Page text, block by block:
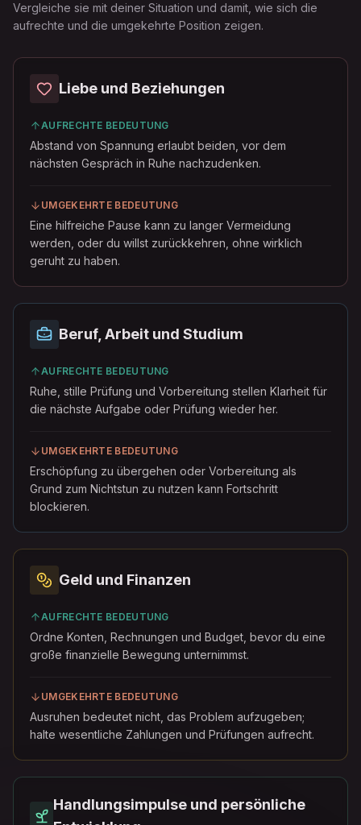
Vergleiche sie mit deiner Situation und damit, wie sich die
aufrechte und die umgekehrte Position zeigen.
Liebe und Beziehungen
AUFRECHTE BEDEUTUNG
Abstand von Spannung erlaubt beiden, vor dem
nächsten Gespräch in Ruhe nachzudenken.
UMGEKEHRTE BEDEUTUNG
Eine hilfreiche Pause kann zu langer Vermeidung
werden, oder du willst zurückkehren, ohne wirklich
geruht zu haben.
Beruf, Arbeit und Studium
AUFRECHTE BEDEUTUNG
Ruhe, stille Prüfung und Vorbereitung stellen Klarheit für
die nächste Aufgabe oder Prüfung wieder her.
UMGEKEHRTE BEDEUTUNG
Erschöpfung zu übergehen oder Vorbereitung als
Grund zum Nichtstun zu nutzen kann Fortschritt
blockieren.
Geld und Finanzen
AUFRECHTE BEDEUTUNG
Ordne Konten, Rechnungen und Budget, bevor du eine
große finanzielle Bewegung unternimmst.
UMGEKEHRTE BEDEUTUNG
Ausruhen bedeutet nicht, das Problem aufzugeben;
halte wesentliche Zahlungen und Prüfungen aufrecht.
Handlungsimpulse und persönliche